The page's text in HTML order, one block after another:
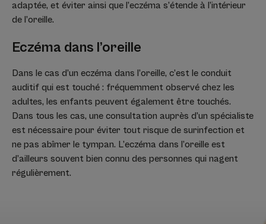
adaptée, et éviter ainsi que l’eczéma s’étende à l’intérieur
de l’oreille.
Eczéma dans l’oreille
Dans le cas d’un eczéma dans l’oreille, c’est le conduit
auditif qui est touché : fréquemment observé chez les
adultes, les enfants peuvent également être touchés.
Dans tous les cas, une consultation auprès d’un spécialiste
est nécessaire pour éviter tout risque de surinfection et
ne pas abîmer le tympan. L’eczéma dans l’oreille est
d’ailleurs souvent bien connu des personnes qui nagent
régulièrement.